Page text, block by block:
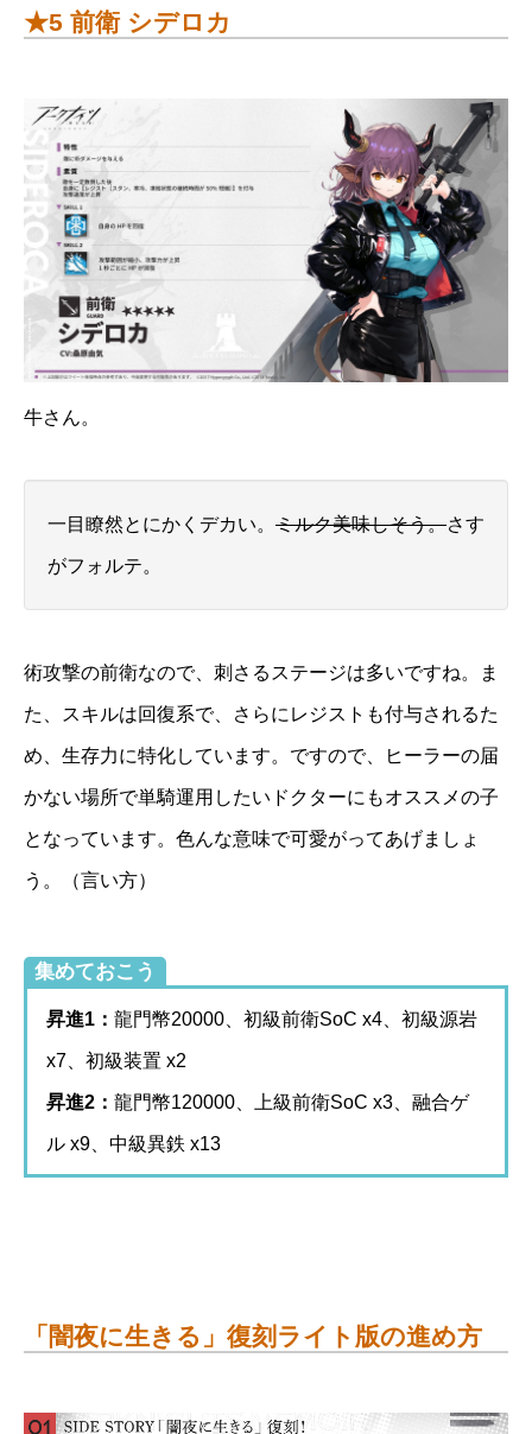
★5 前衛 シデロカ
牛さん。
一目瞭然とにかくデカい。 ミルク美味しそう。さす
がフォルテ。
術攻撃の前衛なので、刺さるステージは多いですね。ま
た、スキルは回復系で、さらにレジストも付与されるた
め、生存力に特化しています。ですので、ヒーラーの届
かない場所で単騎運用したいドクターにもオススメの子
となっています。色んな意味で可愛がってあげましょ
う。（言い方）
集めておこう
昇進1： 龍門幣20000、初級前衛SoC x4、初級源岩
x7、初級装置 x2
昇進2： 龍門幣120000、上級前衛SoC x3、融合ゲ
ル x9、中級異鉄 x13
「闇夜に生きる」復刻ライト版の進め方